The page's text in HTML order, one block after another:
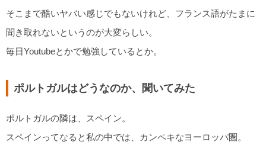
そこまで酷いヤバい感じでもないけれど、フランス語がたまに
聞き取れないというのが大変らしい。
毎日Youtubeとかで勉強しているとか。
ポルトガルはどうなのか、聞いてみた
ポルトガルの隣は、スペイン。
スペインってなると私の中では、カンペキなヨーロッパ圏。